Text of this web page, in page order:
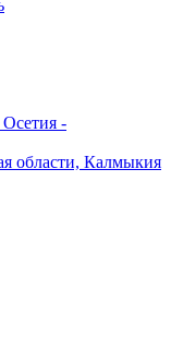
-
области, Калмыкия